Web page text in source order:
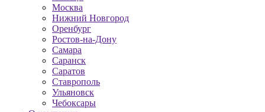
Москва
Нижний Новгород
Оренбург
Ростов-на-Дону
Самара
Саранск
Саратов
Ставрополь
Ульяновск
Чебоксары